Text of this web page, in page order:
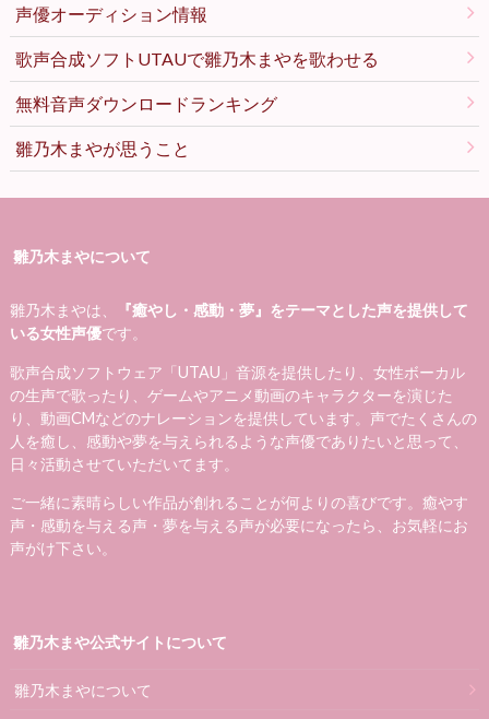
声優オーディション情報
歌声合成ソフトUTAUで雛乃木まやを歌わせる
無料音声ダウンロードランキング
雛乃木まやが思うこと
雛乃木まやについて
雛乃木まやは、
『癒やし・感動・夢』をテーマとした声を提供して
いる女性声優です。
歌声合成ソフトウェア「UTAU」音源を提供したり、女性ボーカル
の生声で歌ったり、ゲームやアニメ動画のキャラクターを演じた
り、動画CMなどのナレーションを提供しています。声でたくさんの
人を癒し、感動や夢を与えられるような声優でありたいと思って、
日々活動させていただいてます。
ご一緒に素晴らしい作品が創れることが何よりの喜びです。癒やす
声・感動を与える声・夢を与える声が必要になったら、お気軽にお
声がけ下さい。
雛乃木まや公式サイトについて
雛乃木まやについて